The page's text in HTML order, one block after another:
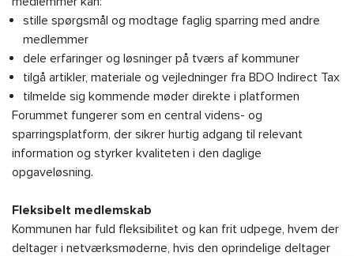
stille spørgsmål og modtage faglig sparring med andre
medlemmer
dele erfaringer og løsninger på tværs af kommuner
tilgå artikler, materiale og vejledninger fra BDO Indirect Tax
tilmelde sig kommende møder direkte i platformen
Forummet fungerer som en central videns- og
sparringsplatform, der sikrer hurtig adgang til relevant
information og styrker kvaliteten i den daglige
opgaveløsning.
Fleksibelt medlemskab
Kommunen har fuld fleksibilitet og kan frit udpege, hvem der
deltager i netværksmøderne, hvis den oprindelige deltager